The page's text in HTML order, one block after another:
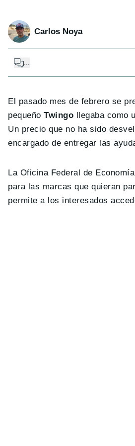
Carlos Noya
El pasado mes de febrero se
pequeñoTwingo llegaba como
Un precio que no ha sido
encargado de entregar las
La Oficina Federal de
para las marcas que quieran
permite a los interesados